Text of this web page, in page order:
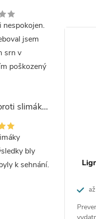
nespokojen.
jsem
srn v
poškozený
Slimakill – bioagens proti slimákům (12 mil.)
bly
k sehnání.
20 %,
vzniklé
5kg